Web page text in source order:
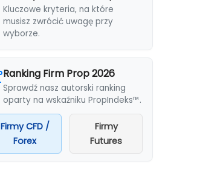
Kluczowe kryteria, na które
musisz zwrócić uwagę przy
wyborze.
Ranking Firm Prop 2026
Sprawdź nasz autorski ranking
oparty na wskaźniku PropIndeks™.
Firmy CFD /
Forex
Firmy
Futures